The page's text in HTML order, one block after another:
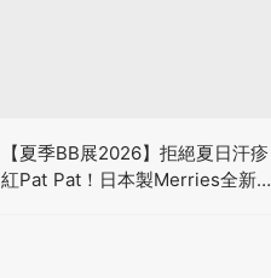
【夏季BB展2026】拒絕夏日汗疹
紅Pat Pat！日本製Merries全新超